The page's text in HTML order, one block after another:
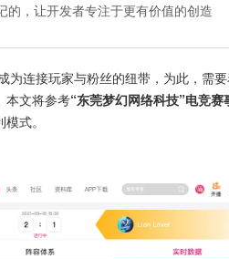
的，让开发者专注于更有价值的创造
为连接玩家与粉丝的纽带，为此，需
本文将参考“东莞梦幻网络科技”电竞
式。